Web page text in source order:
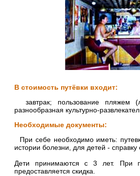
В стоимость путёвки входит:
завтрак; пользование пляжем
разнообразная культурно-
Необходимые документы:
При себе необходимо иметь:
истории болезни, для детей -
Дети принимаются с 3 лет. При
предоставляется скидка.